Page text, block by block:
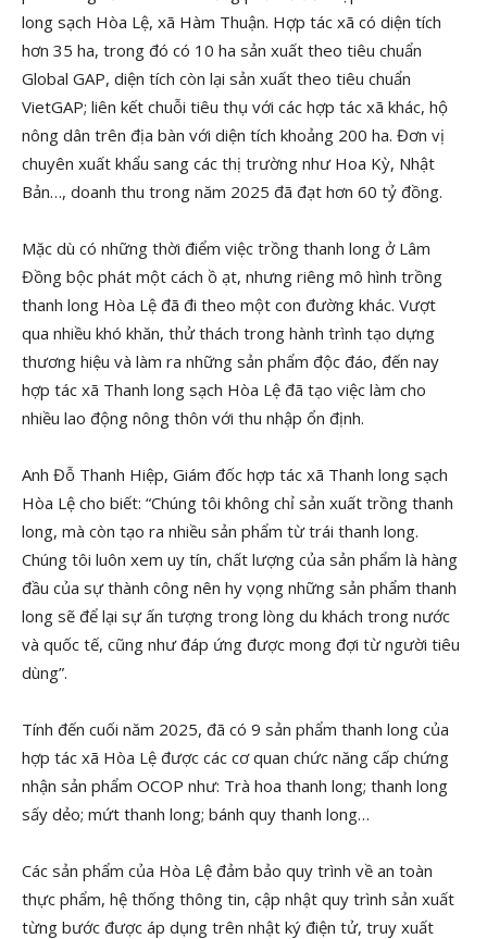
long sạch Hòa Lệ, xã Hàm Thuận. Hợp tác xã có diện tích
hơn 35 ha, trong đó có 10 ha sản xuất theo tiêu chuẩn
Global GAP, diện tích còn lại sản xuất theo tiêu chuẩn
VietGAP; liên kết chuỗi tiêu thụ với các hợp tác xã khác, hộ
nông dân trên địa bàn với diện tích khoảng 200 ha. Đơn vị
chuyên xuất khẩu sang các thị trường như Hoa Kỳ, Nhật
Bản…, doanh thu trong năm 2025 đã đạt hơn 60 tỷ đồng.
Mặc dù có những thời điểm việc trồng thanh long ở Lâm
Đồng bộc phát một cách ồ ạt, nhưng riêng mô hình trồng
thanh long Hòa Lệ đã đi theo một con đường khác. Vượt
qua nhiều khó khăn, thử thách trong hành trình tạo dựng
thương hiệu và làm ra những sản phẩm độc đáo, đến nay
hợp tác xã Thanh long sạch Hòa Lệ đã tạo việc làm cho
nhiều lao động nông thôn với thu nhập ổn định.
Anh Đỗ Thanh Hiệp, Giám đốc hợp tác xã Thanh long sạch
Hòa Lệ cho biết: “Chúng tôi không chỉ sản xuất trồng thanh
long, mà còn tạo ra nhiều sản phẩm từ trái thanh long.
Chúng tôi luôn xem uy tín, chất lượng của sản phẩm là hàng
đầu của sự thành công nên hy vọng những sản phẩm thanh
long sẽ để lại sự ấn tượng trong lòng du khách trong nước
và quốc tế, cũng như đáp ứng được mong đợi từ người tiêu
dùng”.
Tính đến cuối năm 2025, đã có 9 sản phẩm thanh long của
hợp tác xã Hòa Lệ được các cơ quan chức năng cấp chứng
nhận sản phẩm OCOP như: Trà hoa thanh long; thanh long
sấy dẻo; mứt thanh long; bánh quy thanh long…
Các sản phẩm của Hòa Lệ đảm bảo quy trình về an toàn
thực phẩm, hệ thống thông tin, cập nhật quy trình sản xuất
từng bước được áp dụng trên nhật ký điện tử, truy xuất